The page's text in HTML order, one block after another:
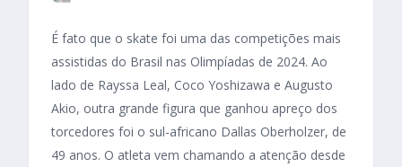
É fato que o skate foi uma das competições mais
assistidas do Brasil nas Olimpíadas de 2024. Ao
lado de Rayssa Leal, Coco Yoshizawa e Augusto
Akio, outra grande figura que ganhou apreço dos
torcedores foi o sul-africano Dallas Oberholzer, de
49 anos. O atleta vem chamando a atenção desde